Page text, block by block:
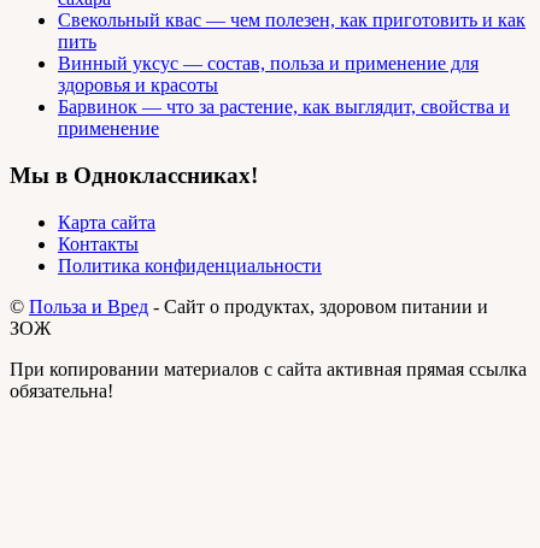
Свекольный квас — чем полезен, как приготовить и как
пить
Винный уксус — состав, польза и применение для
здоровья и красоты
Барвинок — что за растение, как выглядит, свойства и
применение
Мы в Одноклассниках!
Карта сайта
Контакты
Политика конфиденциальности
© Польза и Вред - Сайт о продуктах, здоровом питании и
ЗОЖ
При копировании материалов с сайта активная прямая ссылка
обязательна!